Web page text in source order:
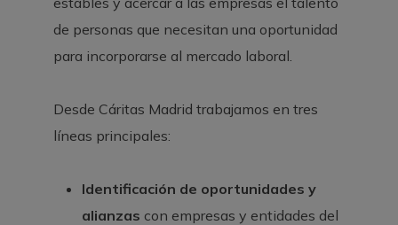
de personas que necesitan una oportunidad
para incorporarse al mercado laboral.
Desde Cáritas Madrid trabajamos en tres
líneas principales:
Identificación de oportunidades y
alianzas con empresas y entidades del